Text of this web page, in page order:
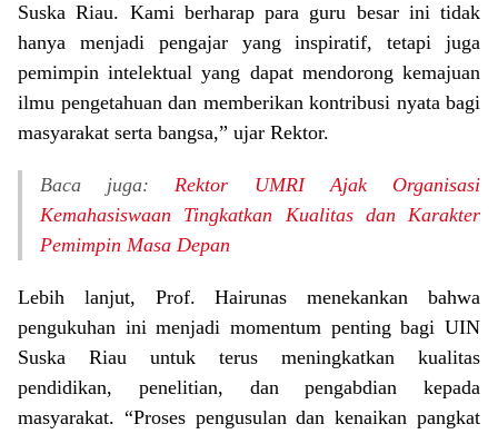
Suska Riau. Kami berharap para guru besar ini tidak
hanya menjadi pengajar yang inspiratif, tetapi juga
pemimpin intelektual yang dapat mendorong kemajuan
ilmu pengetahuan dan memberikan kontribusi nyata bagi
masyarakat serta bangsa,” ujar Rektor.
Baca juga:Rektor UMRI Ajak Organisasi
Kemahasiswaan Tingkatkan Kualitas dan Karakter
Pemimpin Masa Depan
Lebih lanjut, Prof. Hairunas menekankan bahwa
pengukuhan ini menjadi momentum penting bagi UIN
Suska Riau untuk terus meningkatkan kualitas
pendidikan, penelitian, dan pengabdian kepada
masyarakat. “Proses pengusulan dan kenaikan pangkat